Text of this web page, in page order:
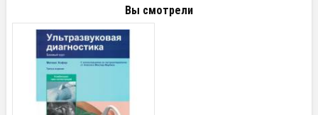
Вы смотрели